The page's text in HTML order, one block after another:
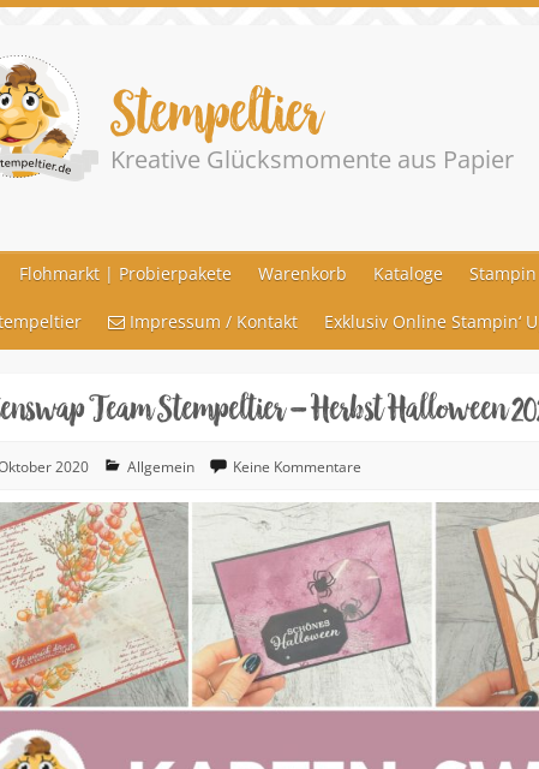
Stempeltier
Kreative Glücksmomente aus Papier
Flohmarkt | Probierpakete Warenkorb Kataloge
Impressum / Kontakt Exklusiv Online Stampin‘
Team Stempeltier – Herbst Halloween
2020 Allgemein Keine Kommentare